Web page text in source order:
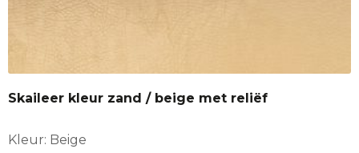
Skaileer kleur zand / beige met reliëf
Kleur: Beige